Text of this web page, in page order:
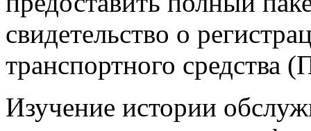
свидетельство о
транспортного средства
Изучение истории